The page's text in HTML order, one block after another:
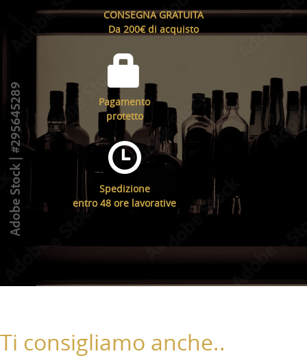
CONSEGNA GRATUITA
Da 200€ di acquisto
Pagamento
protetto
Spedizione
entro 48 ore lavorative
Ti consigliamo anche..